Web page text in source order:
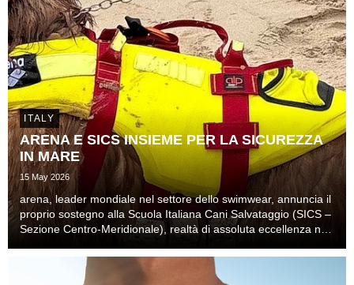
ITALY
ARENA E SICS INSIEME PER LA SICUREZZA
IN MARE
15 May 2026
arena, leader mondiale nel settore dello swimwear, annuncia il
proprio sostegno alla Scuola Italiana Cani Salvataggio (SICS –
Sezione Centro-Meridionale), realtà di assoluta eccellenza nel